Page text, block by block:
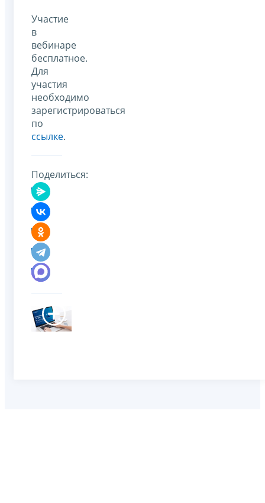
Участие
в
вебинаре
бесплатное.
Для
участия
необходимо
зарегистрироваться
по
ссылке.
Поделиться: